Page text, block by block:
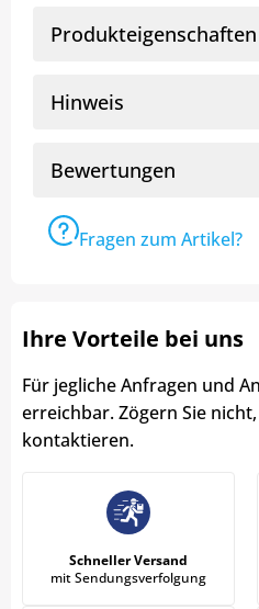
Produkteigenschaften
Hinweis
Bewertungen
Fragen zum Artikel?
Ihre Vorteile bei uns
Für jegliche Anfragen und
erreichbar. Zögern Sie
kontaktieren.
Schneller Versand
mit Sendungsverfolgung